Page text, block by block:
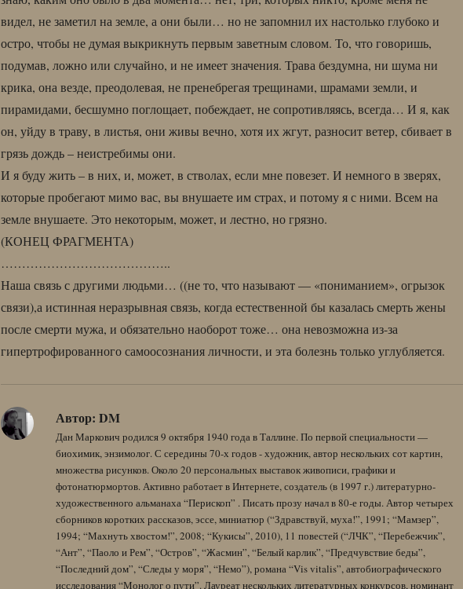
видел, не заметил на земле, а они были… но не запомнил их настолько глубоко и
остро, чтобы не думая выкрикнуть первым заветным словом. То, что говоришь,
подумав, ложно или случайно, и не имеет значения. Трава бездумна, ни шума ни
крика, она везде, преодолевая, не пренебрегая трещинами, шрамами земли, и
пирамидами, бесшумно поглощает, побеждает, не сопротивляясь, всегда… И я, как
он, уйду в траву, в листья, они живы вечно, хотя их жгут, разносит ветер, сбивает в
грязь дождь – неистребимы они.
И я буду жить – в них, и, может, в стволах, если мне повезет. И немного в зверях,
которые пробегают мимо вас, вы внушаете им страх, и потому я с ними. Всем на
земле внушаете. Это некоторым, может, и лестно, но грязно.
(КОНЕЦ ФРАГМЕНТА)
…………………………………..
Наша связь с другими людьми… ((не то, что называют — «пониманием», огрызок
связи),а истинная неразрывная связь, когда естественной бы казалась смерть жены
после смерти мужа, и обязательно наоборот тоже… она невозможна из-за
гипертрофированного самоосознания личности, и эта болезнь только углубляется.
Автор: DM
Дан Маркович родился 9 октября 1940 года в Таллине. По первой специальности —
биохимик, энзимолог. С середины 70-х годов - художник, автор нескольких сот картин,
множества рисунков. Около 20 персональных выставок живописи, графики и
фотонатюрмортов. Активно работает в Интернете, создатель (в 1997 г.) литературно-
художественного альманаха “Перископ” . Писать прозу начал в 80-е годы. Автор четырех
сборников коротких рассказов, эссе, миниатюр (“Здравствуй, муха!”, 1991; “Мамзер”,
1994; “Махнуть хвостом!”, 2008; “Кукисы”, 2010), 11 повестей (“ЛЧК”, “Перебежчик”,
“Ант”, “Паоло и Рем”, “Остров”, “Жасмин”, “Белый карлик”, “Предчувствие беды”,
“Последний дом”, “Следы у моря”, “Немо”), романа “Vis vitalis”, автобиографического
исследования “Монолог о пути”. Лауреат нескольких литературных конкурсов, номинант